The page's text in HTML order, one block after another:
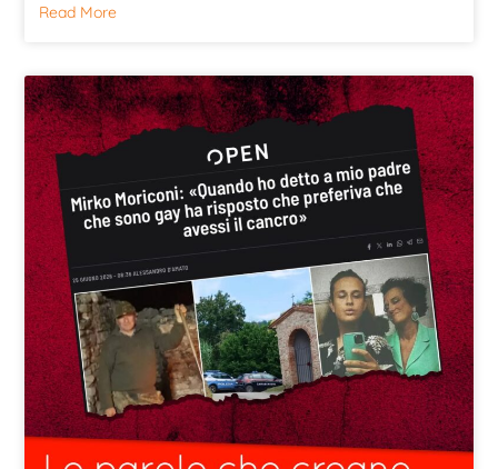
Read More